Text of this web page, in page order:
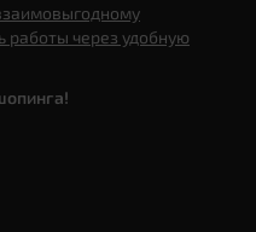
работы через удобную